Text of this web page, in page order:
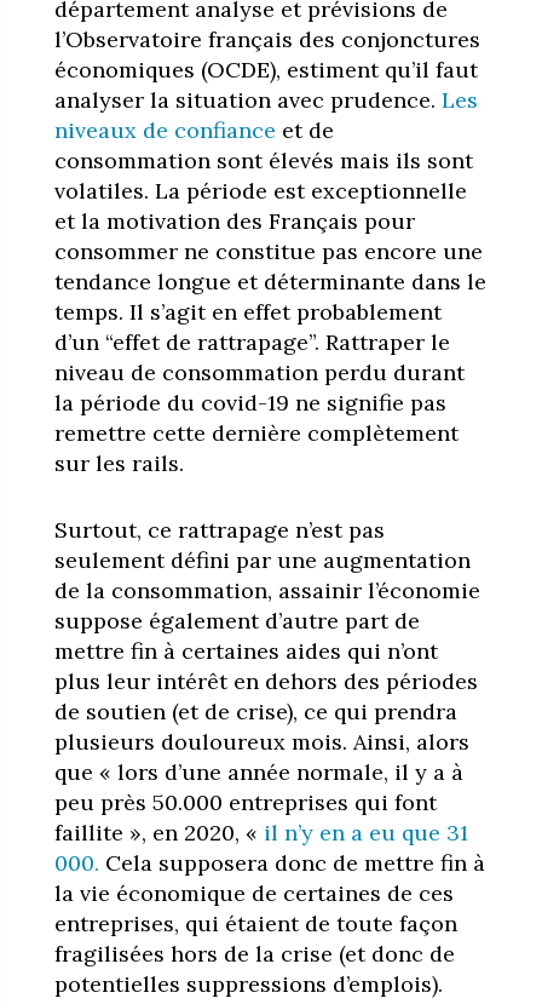
département analyse et prévisions de
l’Observatoire français des conjonctures
économiques (OCDE), estiment qu’il faut
analyser la situation avec prudence. Les
niveaux de confiance et de
consommation sont élevés mais ils sont
volatiles. La période est exceptionnelle
et la motivation des Français pour
consommer ne constitue pas encore une
tendance longue et déterminante dans le
temps. Il s’agit en effet probablement
d’un “effet de rattrapage”. Rattraper le
niveau de consommation perdu durant
la période du covid-19 ne signifie pas
remettre cette dernière complètement
sur les rails.
Surtout, ce rattrapage n’est pas
seulement défini par une augmentation
de la consommation, assainir l’économie
suppose également d’autre part de
mettre fin à certaines aides qui n’ont
plus leur intérêt en dehors des périodes
de soutien (et de crise), ce qui prendra
plusieurs douloureux mois. Ainsi, alors
que « lors d’une année normale, il y a à
peu près 50.000 entreprises qui font
faillite », en 2020, « il n’y en a eu que 31
000. Cela supposera donc de mettre fin à
la vie économique de certaines de ces
entreprises, qui étaient de toute façon
fragilisées hors de la crise (et donc de
potentielles suppressions d’emplois).